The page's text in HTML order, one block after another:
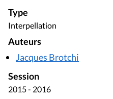
Type
Interpellation
Auteurs
Jacques Brotchi
Session
2015 - 2016